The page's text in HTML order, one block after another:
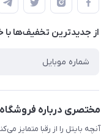
لیست محصولات
درباره ما
حریم خصوصی
راهنما
از جدید‌ترین تخفیف‌ها با‌
مختصری درباره فروشگاه
آنچه بایتل را از رقبا متمایز